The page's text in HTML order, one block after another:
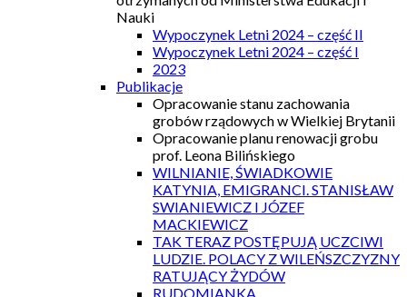
Nauki
Wypoczynek Letni 2024 – część II
Wypoczynek Letni 2024 – część I
2023
Publikacje
Opracowanie stanu zachowania
grobów rządowych w Wielkiej Brytanii
Opracowanie planu renowacji grobu
prof. Leona Bilińskiego
WILNIANIE, ŚWIADKOWIE
KATYNIA, EMIGRANCI. STANISŁAW
SWIANIEWICZ I JÓZEF
MACKIEWICZ
TAK TERAZ POSTĘPUJĄ UCZCIWI
LUDZIE. POLACY Z WILEŃSZCZYZNY
RATUJĄCY ŻYDÓW
RUDOMIANKA